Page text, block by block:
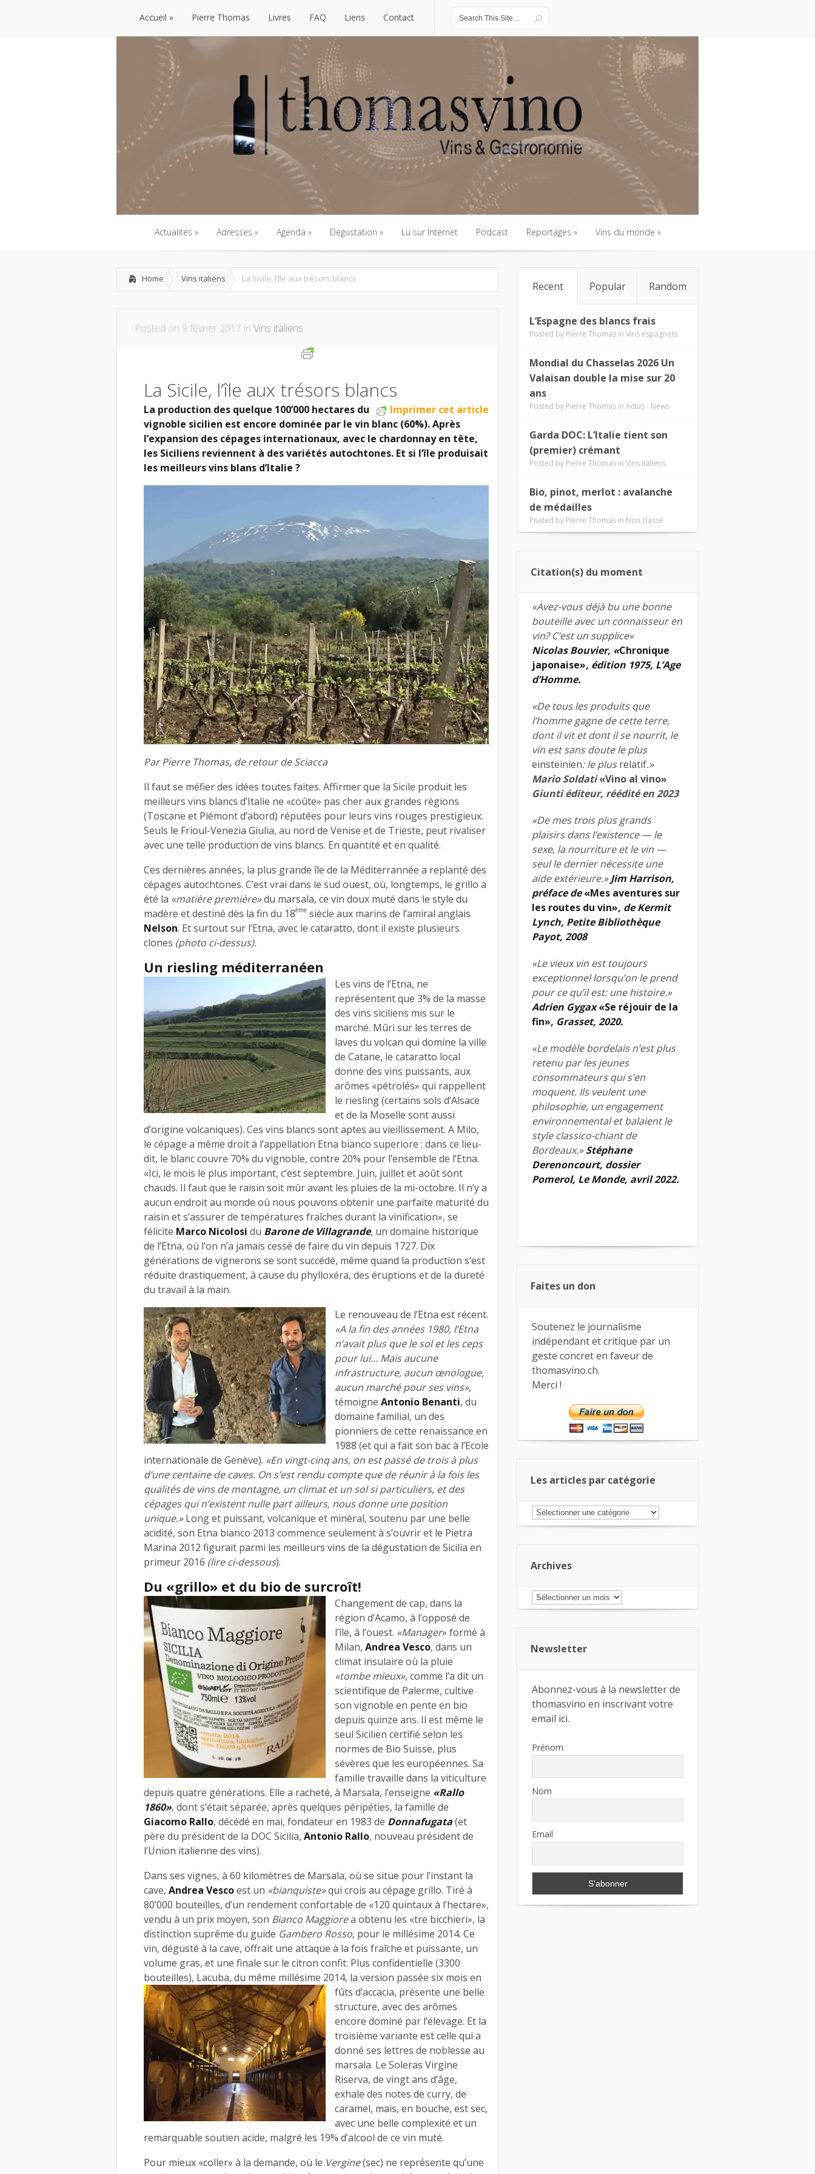
Accueil
Accueil
Pierre Thomas Livres FAQ Liens Contact
Actualités
Actualités
Adresses
Adresses
Agenda
Agenda
Dégustation
Dégustation
Lu sur Internet
Lu sur Internet
Podcast
Podcast
Reportages
Reportages
Vins du monde
Vins du monde
Home Vins italiens La Sicile, l’île aux trésors blancs
Posted on 9 février 2017 in Vins italiens
La Sicile, l’île aux trésors blancs
Imprimer cet article
La production des quelque 100’000 hectares du
vignoble sicilien est encore dominée par le vin blanc (60%). Après
l’expansion des cépages internationaux, avec le chardonnay en tête,
les Siciliens reviennent à des variétés autochtones. Et si l’île produisait
les meilleurs vins blans d’Italie ?
Par Pierre Thomas, de retour de Sciacca
Il faut se méfier des idées toutes faites. Affirmer que la Sicile produit les
meilleurs vins blancs d’Italie ne «coûte» pas cher aux grandes régions
(Toscane et Piémont d’abord) réputées pour leurs vins rouges prestigieux.
Seuls le Frioul-Venezia Giulia, au nord de Venise et de Trieste, peut rivaliser
avec une telle production de vins blancs. En quantité et en qualité.
Ces dernières années, la plus grande île de la Méditerrannée a replanté des
cépages autochtones. C’est vrai dans le sud ouest, où, longtemps, le grillo a
été la «matière première»du marsala, ce vin doux muté dans le style du
madère et destiné dès la fin du 18ème siècle aux marins de l’amiral anglais
Nelson. Et surtout sur l’Etna, avec le cataratto, dont il existe plusieurs
clones (photo ci-dessus).
Un riesling méditerranéen
Les vins de l’Etna, ne
représentent que 3% de la masse
des vins siciliens mis sur le
marché. Mûri sur les terres de
laves du volcan qui domine la ville
de Catane, le cataratto local
donne des vins puissants, aux
arômes «pétrolés» qui rappellent
le riesling (certains sols d’Alsace
et de la Moselle sont aussi
d’origine volcaniques). Ces vins blancs sont aptes au vieillissement. A Milo,
le cépage a même droit à l’appellation Etna bianco superiore : dans ce lieu-
dit, le blanc couvre 70% du vignoble, contre 20% pour l’ensemble de l’Etna.
«Ici, le mois le plus important, c’est septembre. Juin, juillet et août sont
chauds. Il faut que le raisin soit mûr avant les pluies de la mi-octobre. Il n’y a
aucun endroit au monde où nous pouvons obtenir une parfaite maturité du
raisin et s’assurer de températures fraîches durant la vinification», se
félicite Marco Nicolosi du Barone de Villagrande, un domaine historique
de l’Etna, où l’on n’a jamais cessé de faire du vin depuis 1727. Dix
générations de vignerons se sont succédé, même quand la production s’est
réduite drastiquement, à cause du phylloxéra, des éruptions et de la dureté
du travail à la main.
Le renouveau de l’Etna est récent.
«A la fin des années 1980, l’Etna
n’avait plus que le sol et les ceps
pour lui… Mais aucune
infrastructure, aucun œnologue,
aucun marché pour ses vins»,
témoigne Antonio Benanti, du
domaine familial, un des
pionniers de cette renaissance en
1988 (et qui a fait son bac à l’Ecole
internationale de Genève). «En vingt-cinq ans, on est passé de trois à plus
d’une centaine de caves. On s’est rendu compte que de réunir à la fois les
qualités de vins de montagne, un climat et un sol si particuliers, et des
cépages qui n’existent nulle part ailleurs, nous donne une position
unique.»Long et puissant, volcanique et minéral, soutenu par une belle
acidité, son Etna bianco 2013 commence seulement à s’ouvrir et le Pietra
Marina 2012 figurait parmi les meilleurs vins de la dégustation de Sicilia en
primeur 2016 (lire ci-dessous).
Du «grillo» et du bio de surcroît!
Changement de cap, dans la
région d’Acamo, à l’opposé de
l’île, à l’ouest. «Manager» formé à
Milan, Andrea Vesco, dans un
climat insulaire où la pluie
«tombe mieux», comme l’a dit un
scientifique de Palerme, cultive
son vignoble en pente en bio
depuis quinze ans. Il est même le
seul Sicilien certifié selon les
normes de Bio Suisse, plus
sévères que les européennes. Sa
famille travaille dans la viticulture
depuis quatre générations. Elle a racheté, à Marsala, l’enseigne «Rallo
1860», dont s’était séparée, après quelques péripéties, la famille de
Giacomo Rallo, décédé en mai, fondateur en 1983 de Donnafugata(et
père du président de la DOC Sicilia, Antonio Rallo, nouveau président de
l’Union italienne des vins).
Dans ses vignes, à 60 kilomètres de Marsala, où se situe pour l’instant la
cave, Andrea Vescoest un «bianquiste»qui crois au cépage grillo. Tiré à
80’000 bouteilles, d’un rendement confortable de «120 quintaux à l’hectare»,
vendu à un prix moyen, son Bianco Maggiorea obtenu les «tre bicchieri», la
distinction suprême du guide Gambero Rosso, pour le millésime 2014. Ce
vin, dégusté à la cave, offrait une attaque à la fois fraîche et puissante, un
volume gras, et une finale sur le citron confit. Plus confidentielle (3300
bouteilles), Lacuba, du même millésime 2014, la version passée six mois en
fûts d’accacia, présente une belle
structure, avec des arômes
encore dominé par l’élevage. Et la
troisième variante est celle qui a
donné ses lettres de noblesse au
marsala. Le Soleras Virgine
Riserva, de vingt ans d’âge,
exhale des notes de curry, de
caramel, mais, en bouche, est sec,
avec une belle complexité et un
remarquable soutien acide, malgré les 19% d’alcool de ce vin muté.
Pour mieux «coller» à la demande, où le Vergine(sec) ne représente qu’une
Recent Popular Random
L’Espagne des blancs frais
Posted by Pierre Thomas in Vins espagnols
Mondial du Chasselas 2026 Un
Valaisan double la mise sur 20
ans
Posted by Pierre Thomas in Actus - News
Garda DOC: L’Italie tient son
(premier) crémant
Posted by Pierre Thomas in Vins italiens
Bio, pinot, merlot : avalanche
de médailles
Posted by Pierre Thomas in Non classé
Citation(s) du moment
«Avez-vous déjà bu une bonne
bouteille avec un connaisseur en
vin? C’est un supplice»
Nicolas Bouvier, «Chronique
japonaise», édition 1975, L’Age
d’Homme.
«De tous les produits que
l’homme gagne de cette terre,
dont il vit et dont il se nourrit, le
vin est sans doute le plus
einsteinien: le plusrelatif.»
Mario Soldati«Vino al vino»
Giunti éditeur, réédité en 2023
«De mes trois plus grands
plaisirs dans l’existence — le
sexe, la nourriture et le vin —
seul le dernier nécessite une
aide extérieure.»Jim Harrison,
préface de«Mes aventures sur
les routes du vin», de Kermit
Lynch, Petite Bibliothèque
Payot, 2008
«Le vieux vin est toujours
exceptionnel lorsqu’on le prend
pour ce qu’il est: une histoire.»
Adrien Gygax«Se réjouir de la
fin», Grasset, 2020.
«Le modèle bordelais n’est plus
retenu par les jeunes
consommateurs qui s’en
moquent. Ils veulent une
philosophie, un engagement
environnemental et balaient le
style classico-chiant de
Bordeaux.»Stéphane
Derenoncourt, dossier
Pomerol, Le Monde, avril 2022.
Faites un don
Soutenez le journalisme
indépendant et critique par un
geste concret en faveur de
thomasvino.ch.
Merci !
Les articles par catégorie
Les
articles
Archives
Archives
Newsletter
Abonnez-vous à la newsletter de
thomasvino en inscrivant votre
email ici.
Prénom
Nom
Email